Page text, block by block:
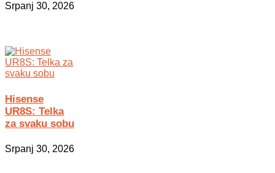
Srpanj 30, 2026
Hisense
UR8S: Telka
za svaku sobu
Srpanj 30, 2026